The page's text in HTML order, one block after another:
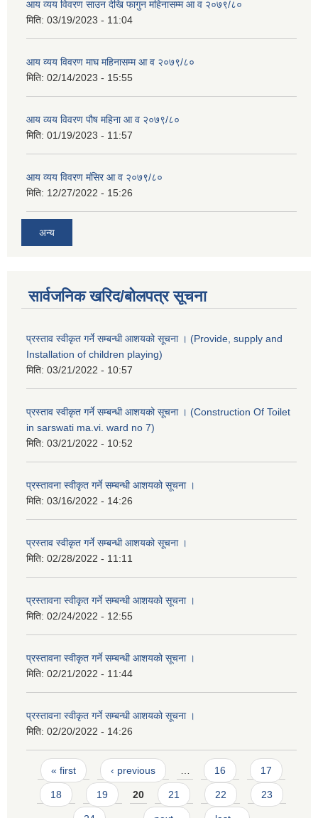
आय व्यय विवरण साउन देखि फागुन महिनासम्म आ व २०७९/८०
मिति: 03/19/2023 - 11:04
आय व्यय विवरण माघ महिनासम्म आ व २०७९/८०
मिति: 02/14/2023 - 15:55
आय व्यय विवरण पौष महिना आ व २०७९/८०
मिति: 01/19/2023 - 11:57
आय व्यय विवरण मंसिर आ व २०७९/८०
मिति: 12/27/2022 - 15:26
अन्य
सार्वजनिक खरिद/बोलपत्र सूचना
प्रस्ताव स्वीकृत गर्ने सम्बन्धी आशयको सूचना । (Provide, supply and
Installation of children playing)
मिति: 03/21/2022 - 10:57
प्रस्ताव स्वीकृत गर्ने सम्बन्धी आशयको सूचना । (Construction Of Toilet
in sarswati ma.vi. ward no 7)
मिति: 03/21/2022 - 10:52
प्रस्तावना स्वीकृत गर्ने सम्बन्धी आशयको सूचना ।
मिति: 03/16/2022 - 14:26
प्रस्ताव स्वीकृत गर्ने सम्बन्धी आशयको सूचना ।
मिति: 02/28/2022 - 11:11
प्रस्तावना स्वीकृत गर्ने सम्बन्धी आशयको सूचना ।
मिति: 02/24/2022 - 12:55
प्रस्तावना स्वीकृत गर्ने सम्बन्धी आशयको सूचना ।
मिति: 02/21/2022 - 11:44
प्रस्तावना स्वीकृत गर्ने सम्बन्धी आशयको सूचना ।
मिति: 02/20/2022 - 14:26
Pages
« first ‹ previous 16 17
18 19 20 21 22 23